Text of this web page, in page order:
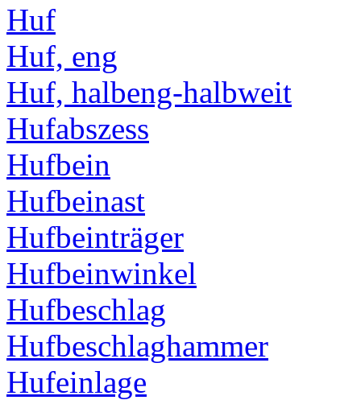
Huf
Huf, eng
Huf, halbeng-halbweit
Hufabszess
Hufbein
Hufbeinast
Hufbeinträger
Hufbeinwinkel
Hufbeschlag
Hufbeschlaghammer
Hufeinlage